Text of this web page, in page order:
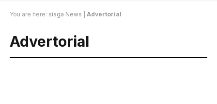
You are here: siaga News Advertorial
Advertorial